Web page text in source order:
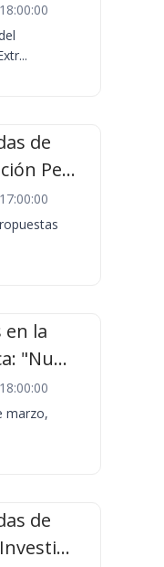
de
Pe...
en la
"Nu...
marzo,
de